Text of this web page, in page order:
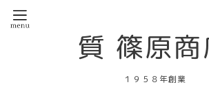
質 篠原商
１９５８年創業